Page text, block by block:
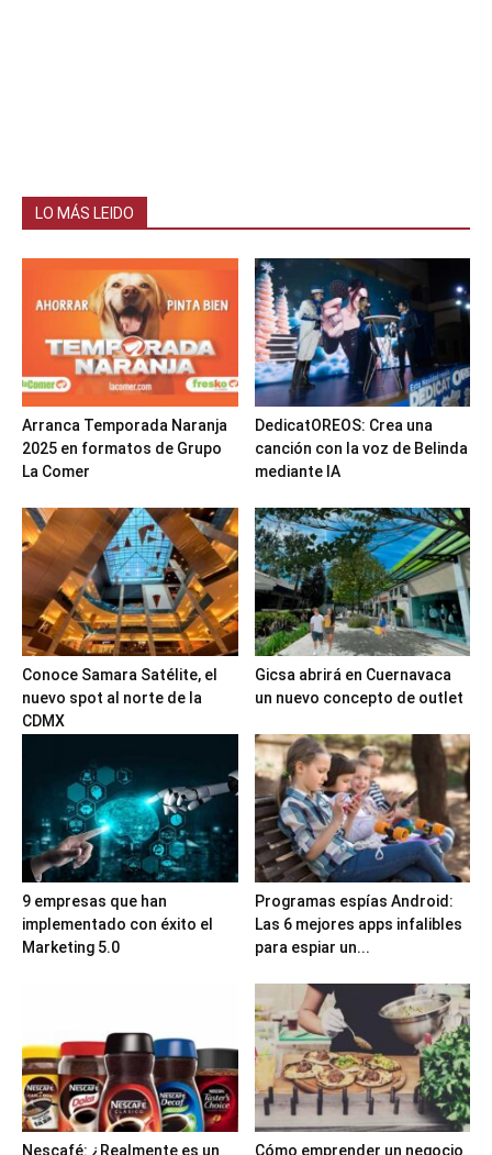
LO MÁS LEIDO
Arranca Temporada Naranja
2025 en formatos de Grupo
La Comer
DedicatOREOS: Crea una
canción con la voz de Belinda
mediante IA
Conoce Samara Satélite, el
nuevo spot al norte de la
CDMX
Gicsa abrirá en Cuernavaca
un nuevo concepto de outlet
9 empresas que han
implementado con éxito el
Marketing 5.0
Programas espías Android:
Las 6 mejores apps infalibles
para espiar un...
Nescafé: ¿Realmente es un Cómo emprender un negocio